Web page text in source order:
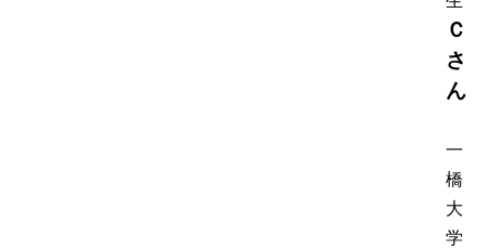
Ｃ
さ
ん
一
橋
大
学